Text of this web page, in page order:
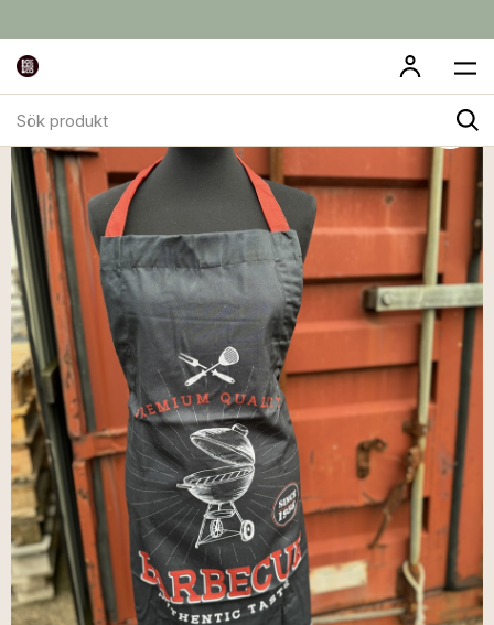
produkt